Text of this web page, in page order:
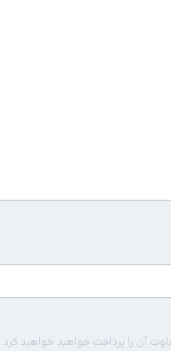
آن را پرداخت خواهید خواهید کرد.